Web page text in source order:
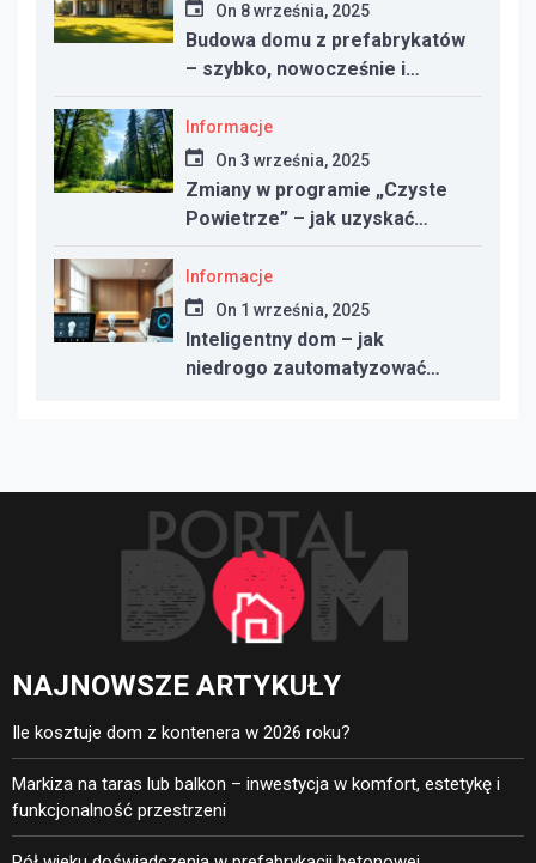
On 8 września, 2025
Budowa domu z prefabrykatów
– szybko, nowocześnie i
taniej?
Informacje
On 3 września, 2025
Zmiany w programie „Czyste
Powietrze” – jak uzyskać
dotację w 2025 roku
Informacje
On 1 września, 2025
Inteligentny dom – jak
niedrogo zautomatyzować
NAJNOWSZE ARTYKUŁY
Ile kosztuje dom z kontenera w 2026 roku?
Markiza na taras lub balkon – inwestycja w komfort, estetykę i
funkcjonalność przestrzeni